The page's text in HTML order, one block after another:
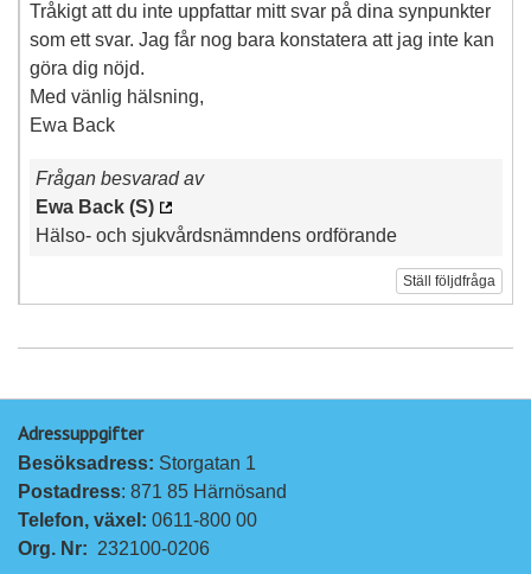
Tråkigt att du inte uppfattar mitt svar på dina synpunkter
som ett svar. Jag får nog bara konstatera att jag inte kan
göra dig nöjd.
Med vänlig hälsning,
Ewa Back
Frågan besvarad av
Ewa Back (S)
Hälso- och sjukvårdsnämndens ordförande
Ställ följdfråga
Adressuppgifter
Besöksadress: Storgatan 1
Postadress: 871 85 Härnösand
Telefon, växel: 0611-800 00
Org. Nr: 232100-0206